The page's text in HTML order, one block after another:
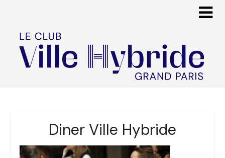
Diner Ville Hybride